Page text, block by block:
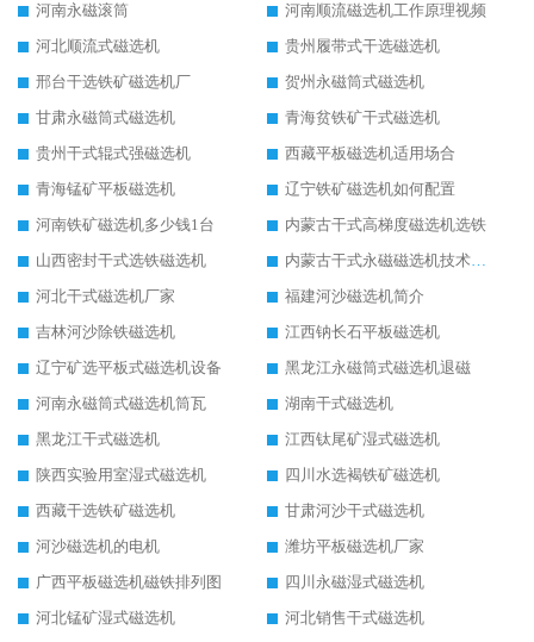
河南永磁滚筒
河南顺流磁选机工作原理视频
河北顺流式磁选机
贵州履带式干选磁选机
邢台干选铁矿磁选机厂
贺州永磁筒式磁选机
甘肃永磁筒式磁选机
青海贫铁矿干式磁选机
贵州干式辊式强磁选机
西藏平板磁选机适用场合
青海锰矿平板磁选机
辽宁铁矿磁选机如何配置
河南铁矿磁选机多少钱1台
内蒙古干式高梯度磁选机选铁
山西密封干式选铁磁选机
河北干式磁选机厂家
福建河沙磁选机简介
吉林河沙除铁磁选机
江西钠长石平板磁选机
辽宁矿选平板式磁选机设备
黑龙江永磁筒式磁选机退磁
河南永磁筒式磁选机筒瓦
湖南干式磁选机
黑龙江干式磁选机
江西钛尾矿湿式磁选机
陕西实验用室湿式磁选机
四川水选褐铁矿磁选机
西藏干选铁矿磁选机
甘肃河沙干式磁选机
河沙磁选机的电机
潍坊平板磁选机厂家
广西平板磁选机磁铁排列图
四川永磁湿式磁选机
河北锰矿湿式磁选机
河北销售干式磁选机